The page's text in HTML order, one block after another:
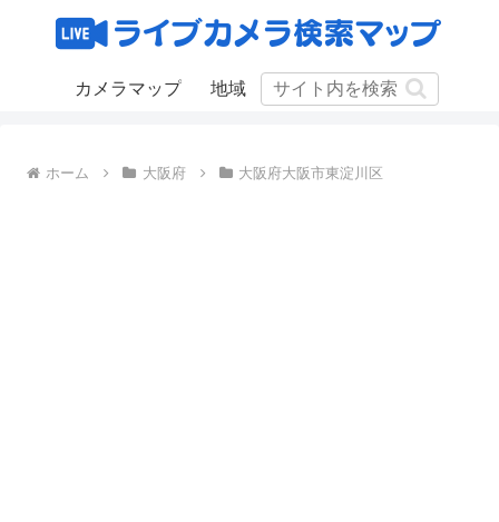
カメラマップ 地域
ホーム 大阪府 大阪府大阪市東淀川区